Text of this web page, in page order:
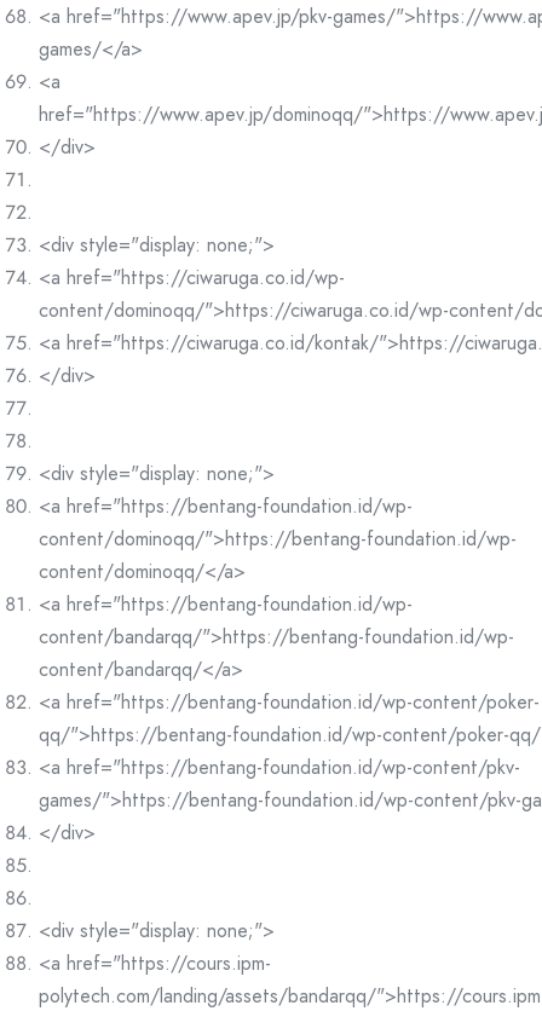
<a href="https://www.apev.jp/pkv-games/">https://
games/</a>
<a
href="https://www.apev.jp/dominoqq/">https://
</div>
<div style="display: none;">
<a href="https://ciwaruga.co.id/wp-
content/dominoqq/">https://ciwaruga.co.id/wp-content/
<a href="https://ciwaruga.co.id/kontak/">https://
</div>
<div style="display: none;">
<a href="https://bentang-foundation.id/wp-
content/dominoqq/">https://bentang-foundation.id/wp-
content/dominoqq/</a>
<a href="https://bentang-foundation.id/wp-
content/bandarqq/">https://bentang-foundation.id/wp-
content/bandarqq/</a>
<a href="https://bentang-foundation.id/wp-content/poker-
qq/">https://bentang-foundation.id/wp-content/poker-
<a href="https://bentang-foundation.id/wp-content/pkv-
games/">https://bentang-foundation.id/wp-content/pkv-
</div>
<div style="display: none;">
<a href="https://cours.ipm-
polytech.com/landing/assets/bandarqq/">https://